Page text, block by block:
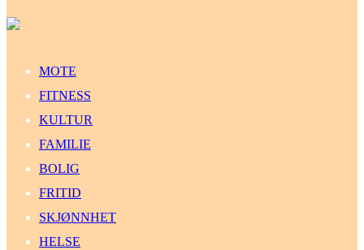
MOTE
FITNESS
KULTUR
FAMILIE
BOLIG
FRITID
SKJØNNHET
HELSE